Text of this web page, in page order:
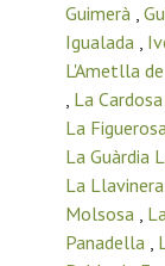
Guimerà ,
Igualada ,
L'Ametlla
, La Cardosa
La
La Guàrdia
La Llavinera
Molsosa ,
Panadella ,